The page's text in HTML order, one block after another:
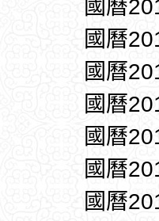
國曆
國曆
國曆
國曆
國曆
國曆
國曆